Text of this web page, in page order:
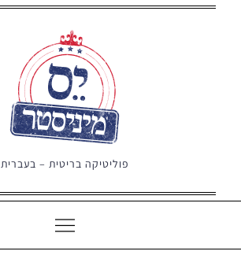
פוליטיקה בריטית – בעברית